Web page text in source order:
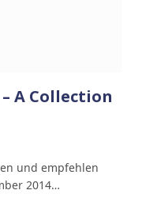
A Collection
und empfehlen
2014…